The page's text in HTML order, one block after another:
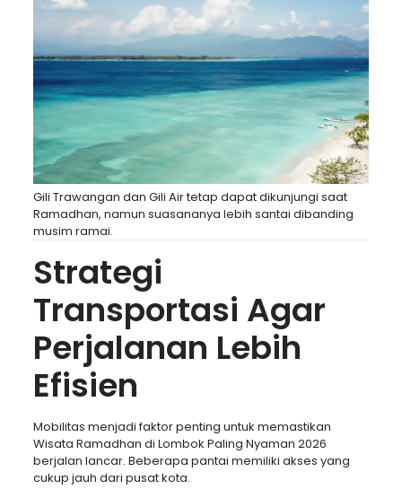
Gili Trawangan dan Gili Airtetap dapat dikunjungi saat
Ramadhan, namun suasananya lebih santai dibanding
musim ramai.
Strategi
Transportasi Agar
Perjalanan Lebih
Efisien
Mobilitas menjadi faktor penting untuk memastikan
Wisata Ramadhan di Lombok Paling Nyaman 2026
berjalan lancar. Beberapa pantai memiliki akses yang
cukup jauh dari pusat kota.